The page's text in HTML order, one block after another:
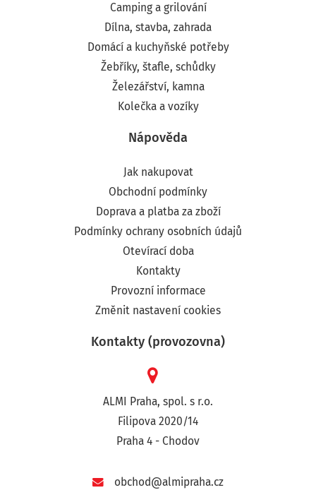
Camping a grilování
Dílna, stavba, zahrada
Domácí a kuchyňské potřeby
Žebříky, štafle, schůdky
Železářství, kamna
Kolečka a vozíky
Nápověda
Jak nakupovat
Obchodní podmínky
Doprava a platba za zboží
Podmínky ochrany osobních údajů
Otevírací doba
Kontakty
Provozní informace
Změnit nastavení cookies
Kontakty (provozovna)
ALMI Praha, spol. s r.o.
Filipova 2020/14
Praha 4 - Chodov
obchod@almipraha.cz